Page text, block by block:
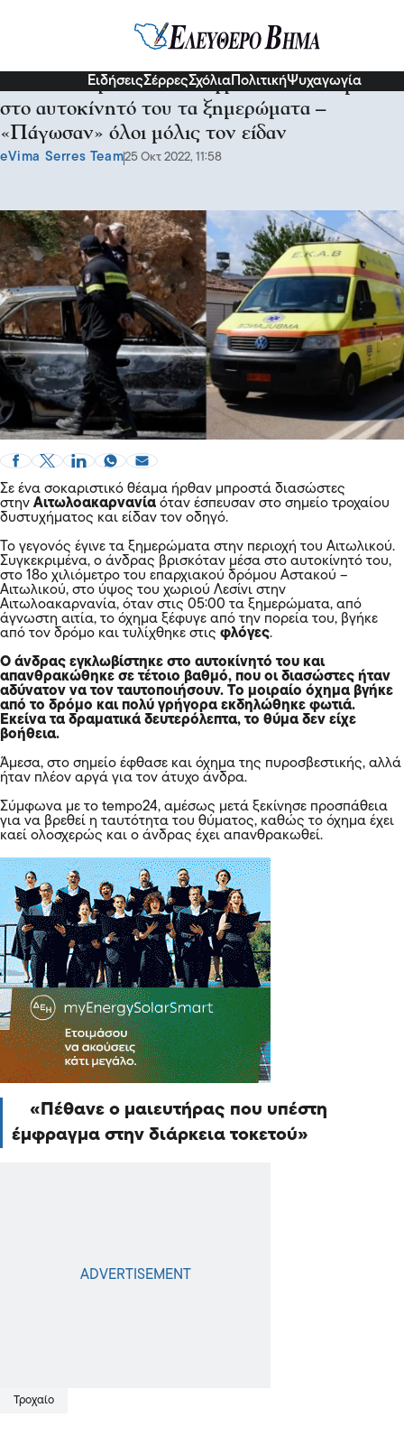
ΕιδήσειςΣέρρεςΣχόλια ΠολιτικήΨυχαγωγία
Αιτωλοακαρνανία: Είχε φρικτό θάνατο μέσα
στο αυτοκίνητό του τα ξημερώματα –
«Πάγωσαν» όλοι μόλις τον είδαν
eVima Serres Team25 Οκτ 2022, 11:58
Σε ένα σοκαριστικό θέαμα ήρθαν μπροστά διασώστες
στην Αιτωλοακαρνανία όταν έσπευσαν στο σημείο τροχαίου
δυστυχήματος και είδαν τον οδηγό.
Το γεγονός έγινε τα ξημερώματα στην περιοχή του Αιτωλικού.
Συγκεκριμένα, ο άνδρας βρισκόταν μέσα στο αυτοκίνητό του,
στο 18ο χιλιόμετρο του επαρχιακού δρόμου Αστακού –
Αιτωλικού, στο ύψος του χωριού Λεσίνι στην
Αιτωλοακαρνανία, όταν στις 05:00 τα ξημερώματα, από
άγνωστη αιτία, το όχημα ξέφυγε από την πορεία του, βγήκε
από τον δρόμο και τυλίχθηκε στις φλόγες.
Ο άνδρας εγκλωβίστηκε στο αυτοκίνητό του και
απανθρακώθηκε σε τέτοιο βαθμό, που οι διασώστες ήταν
αδύνατον να τον ταυτοποιήσουν. Το μοιραίο όχημα βγήκε
από το δρόμο και πολύ γρήγορα εκδηλώθηκε φωτιά.
Εκείνα τα δραματικά δευτερόλεπτα, το θύμα δεν είχε
βοήθεια.
Άμεσα, στο σημείο έφθασε και όχημα της πυροσβεστικής, αλλά
ήταν πλέον αργά για τον άτυχο άνδρα.
Σύμφωνα με το tempo24, αμέσως μετά ξεκίνησε προσπάθεια
για να βρεθεί η ταυτότητα του θύματος, καθώς το όχημα έχει
καεί ολοσχερώς και ο άνδρας έχει απανθρακωθεί.
Πέθανε ο μαιευτήρας που υπέστη
έμφραγμα στην διάρκεια τοκετού
Τροχαίο